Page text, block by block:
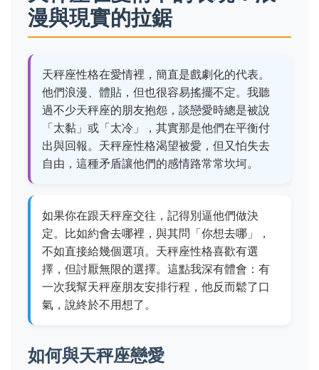
漫與現實的拉鋸
天秤座性格在愛情裡，簡直是戲劇化的代表。
他們浪漫、體貼，但也很容易搖擺不定。我聽
過不少天秤座的朋友抱怨，談戀愛時總是被說
「太黏」或「太冷」，其實那是他們在平衡付
出與回報。天秤座性格渴望被愛，但又怕失去
自由，這種矛盾讓他們的感情路常常坎坷。
如果你在跟天秤座交往，記得別逼他們做決
定。比如約會去哪裡，與其問「你想去哪」，
不如直接給幾個選項。天秤座性格喜歡有選
擇，但討厭無限的選擇。這點我深有體會：有
一次我幫天秤座朋友安排行程，他反而鬆了口
氣，說終於不用想了。
如何與天秤座戀愛